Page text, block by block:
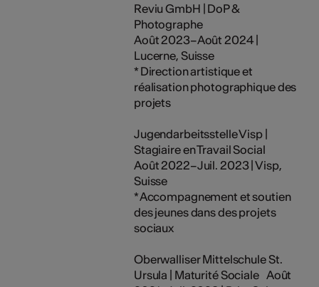
Reviu GmbH | DoP &
Photographe
Août 2023–Août 2024 |
Lucerne, Suisse
* Direction artistique et
réalisation photographique des
projets
Jugendarbeitsstelle Visp |
Stagiaire en Travail Social
Août 2022–Juil. 2023 | Visp,
Suisse
* Accompagnement et soutien
des jeunes dans des projets
sociaux
Oberwalliser Mittelschule St.
Ursula | Maturité Sociale Août